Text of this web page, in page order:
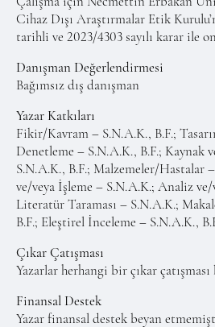
Cihaz Dışı Araştırmalar Etik
tarihli ve 2023/4303 sayılı karar ile
Danışman Değerlendirmesi
Bağımsız dış danışman
Yazar Katkıları
Fikir/Kavram – S.N.A.K., B.F.;
Denetleme – S.N.A.K., B.F.; Kaynak
S.N.A.K., B.F.; Malzemeler/Hastalar
ve/veya İşleme – S.N.A.K.; Analiz
Literatür Taraması – S.N.A.K.;
B.F.; Eleştirel İnceleme – S.N.A.K.,
Çıkar Çatışması
Yazarlar herhangi bir çıkar
Finansal Destek
Yazar finansal destek beyan